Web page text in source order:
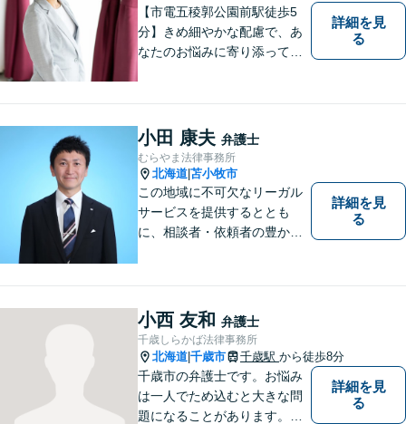
【市電五稜郭公園前駅徒歩5
分】きめ細やかな配慮で、あ
なたのお悩みに寄り添って対
お気軽にご相談ください。
詳細を見
る
小田 康夫 弁護士
むらやま法律事務所
北海道 苫小牧市
この地域に不可欠なリーガル
サービスを提供するととも
に、相談者・依頼者の豊かな
士小田康夫）
詳細を見
る
小西 友和 弁護士
千歳しらかば法律事務所
北海道 千歳市 千歳駅 から徒歩8分
千歳市の弁護士です。お悩み
は一人でため込むと大きな問
題になることがあります。ぜ
詳細を見
る